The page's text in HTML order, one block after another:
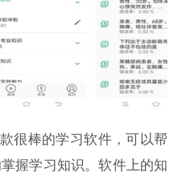
很棒的学习软件，可以帮
握学习知识。软件上的知